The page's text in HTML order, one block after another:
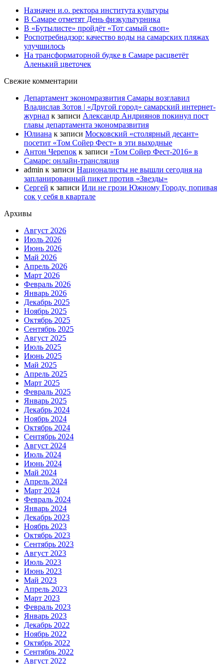
Назначен и.о. ректора института культуры
В Самаре отметят День физкультурника
В «Бутылисте» пройдёт «Тот самый своп»
Роспотребнадзор: качество воды на самарских пляжах
улучшилось
На трансформаторной будке в Самаре расцветёт
Аленький цветочек
Свежие комментарии
Департамент экономразвития Самары возглавил
Владислав Зотов | «Другой город» самарский интернет-
журнал к записи Александр Андриянов покинул пост
главы департамента экономразвития
Юлиана к записи Московский «столярный десант»
посетит «Том Сойер Фест» в эти выходные
Антон Черепок к записи «Том Сойер Фест-2016» в
Самаре: онлайн-трансляция
admin к записи Националисты не вышли сегодня на
запланированный пикет против «Звезды»
Сергей к записи Или не грози Южному Городу, попивая
сок у себя в квартале
Архивы
Август 2026
Июль 2026
Июнь 2026
Май 2026
Апрель 2026
Март 2026
Февраль 2026
Январь 2026
Декабрь 2025
Ноябрь 2025
Октябрь 2025
Сентябрь 2025
Август 2025
Июль 2025
Июнь 2025
Май 2025
Апрель 2025
Март 2025
Февраль 2025
Январь 2025
Декабрь 2024
Ноябрь 2024
Октябрь 2024
Сентябрь 2024
Август 2024
Июль 2024
Июнь 2024
Май 2024
Апрель 2024
Март 2024
Февраль 2024
Январь 2024
Декабрь 2023
Ноябрь 2023
Октябрь 2023
Сентябрь 2023
Август 2023
Июль 2023
Июнь 2023
Май 2023
Апрель 2023
Март 2023
Февраль 2023
Январь 2023
Декабрь 2022
Ноябрь 2022
Октябрь 2022
Сентябрь 2022
Август 2022